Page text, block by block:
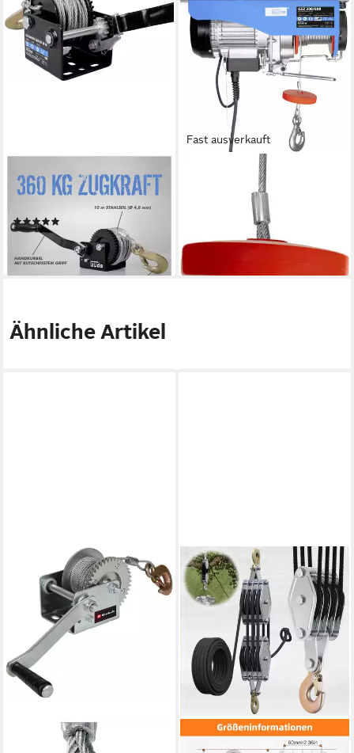
Seilzug Güde Seilwinde Typ
360 Zugkraft 360 kg
ab 27,79 €
lieferbar - in 2-3 Werktagen bei dir
Fast ausverkauft
Seilzug Güde elektrischer
Seilzug GSZ 300/600
ab 133,00 €
lieferbar - in 2-3 Werktagen bei dir
Ähnliche Artikel